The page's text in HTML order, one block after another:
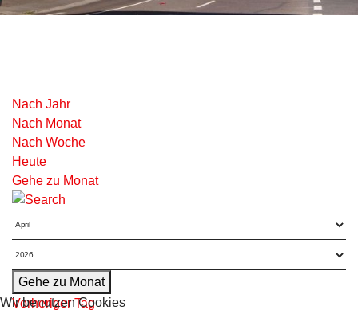
Nach Jahr
Nach Monat
Nach Woche
Heute
Gehe zu Monat
Gehe zu Monat
Vorheriger Tag
Wir benutzen Cookies